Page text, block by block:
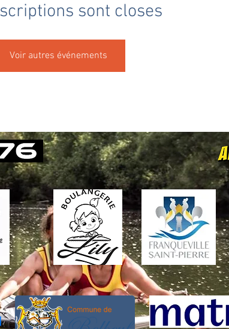
sont closes
Voir autres événements